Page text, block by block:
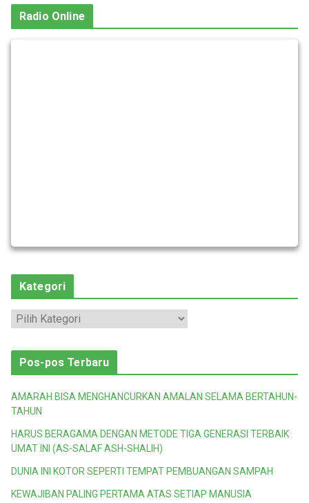
Radio Online
Kategori
t
o
i
Pos-pos Terbaru
AMARAH BISA MENGHANCURKAN AMALAN SELAMA BERTAHUN-
TAHUN
HARUS BERAGAMA DENGAN METODE TIGA GENERASI TERBAIK
UMAT INI (AS-SALAF ASH-SHALIH)
DUNIA INI KOTOR SEPERTI TEMPAT PEMBUANGAN SAMPAH
KEWAJIBAN PALING PERTAMA ATAS SETIAP MANUSIA